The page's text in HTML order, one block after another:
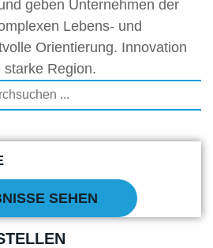
geben Unternehmen der
Lebens- und
Orientierung. Innovation
Region.
SEHEN